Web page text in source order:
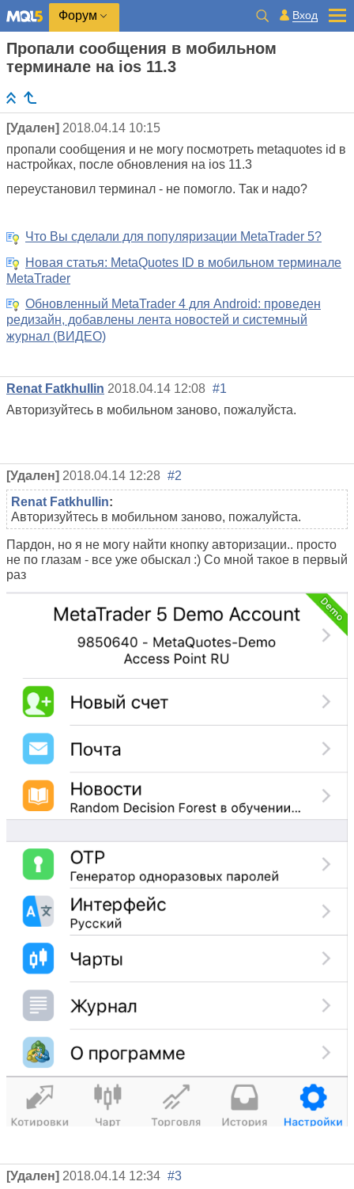
Форум Вход
Пропали сообщения в мобильном
терминале на ios 11.3
[Удален] 2018.04.14 10:15
пропали сообщения и не могу посмотреть metaquotes id в
настройках, после обновления на ios 11.3
переустановил терминал - не помогло. Так и надо?
Что Вы сделали для популяризации MetaTrader 5?
Новая статья: MetaQuotes ID в мобильном терминале
MetaTrader
Обновленный MetaTrader 4 для Android: проведен
редизайн, добавлены лента новостей и системный
журнал (ВИДЕО)
Renat Fatkhullin 2018.04.14 12:08 #1
Авторизуйтесь в мобильном заново, пожалуйста.
[Удален] 2018.04.14 12:28 #2
Renat Fatkhullin:
Авторизуйтесь в мобильном заново, пожалуйста.
Пардон, но я не могу найти кнопку авторизации.. просто
не по глазам - все уже обыскал :) Со мной такое в первый
раз
[Удален] 2018.04.14 12:34 #3